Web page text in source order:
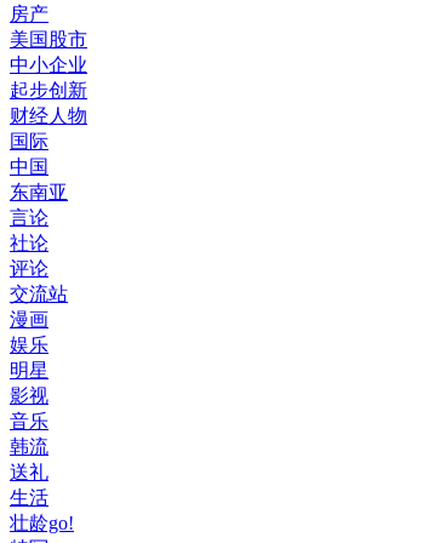
房产
美国股市
中小企业
起步创新
财经人物
国际
中国
东南亚
言论
社论
评论
交流站
漫画
娱乐
明星
影视
音乐
韩流
送礼
生活
壮龄go!